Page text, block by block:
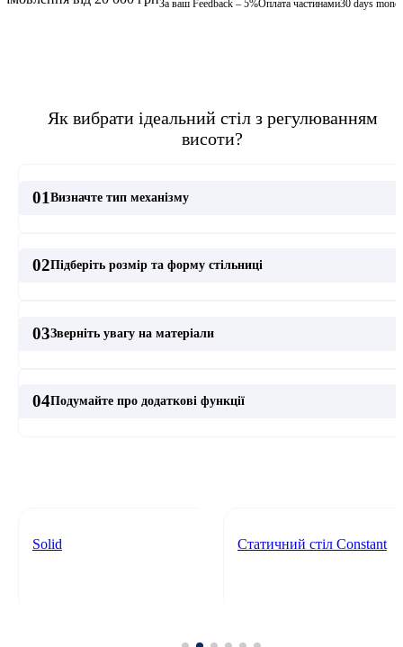
За ваш Feedback – 5%Оплата частинами30 days
Як вибрати ідеальний стіл з регулюванням
висоти?
01 Визначте тип механізму
02Підберіть розмір та форму стільниці
03Зверніть увагу на матеріали
04Подумайте про додаткові функції
Solid Cтатичний стіл Constant